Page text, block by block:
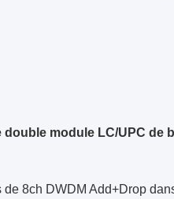
module LC/UPC de
de 8ch DWDM Add+Drop